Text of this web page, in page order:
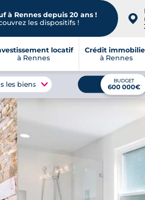
à Rennes depuis 20 ans !
les dispositifs !
📍
locatif
à Rennes
Crédit
à Rennes
les biens BUDGET
600 000€